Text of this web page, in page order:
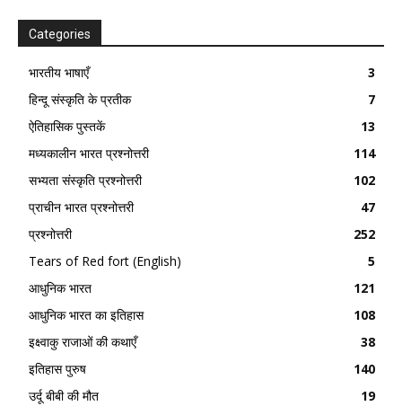
Categories
भारतीय भाषाएँ
3
हिन्दू संस्कृति के प्रतीक
7
ऐतिहासिक पुस्तकें
13
मध्यकालीन भारत प्रश्नोत्तरी
114
सभ्यता संस्कृति प्रश्नोत्तरी
102
प्राचीन भारत प्रश्नोत्तरी
47
प्रश्नोत्तरी
252
Tears of Red fort (English)
5
आधुनिक भारत
121
आधुनिक भारत का इतिहास
108
इक्ष्वाकु राजाओं की कथाएँ
38
इतिहास पुरुष
140
उर्दू बीबी की मौत
19